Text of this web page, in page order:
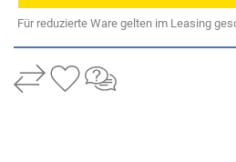
Für reduzierte Ware gelten im Leasing